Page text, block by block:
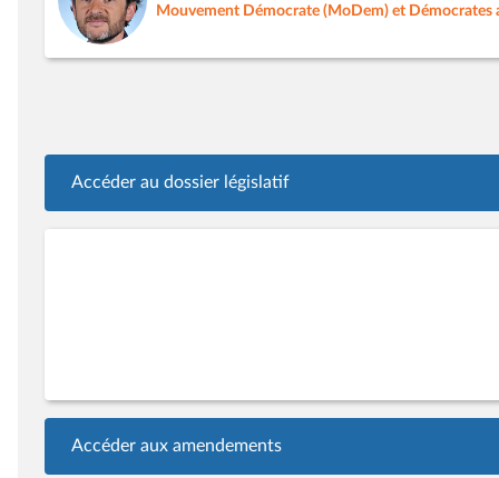
Mouvement Démocrate (MoDem) et Démocrates
Accéder au dossier législatif
Accéder aux amendements